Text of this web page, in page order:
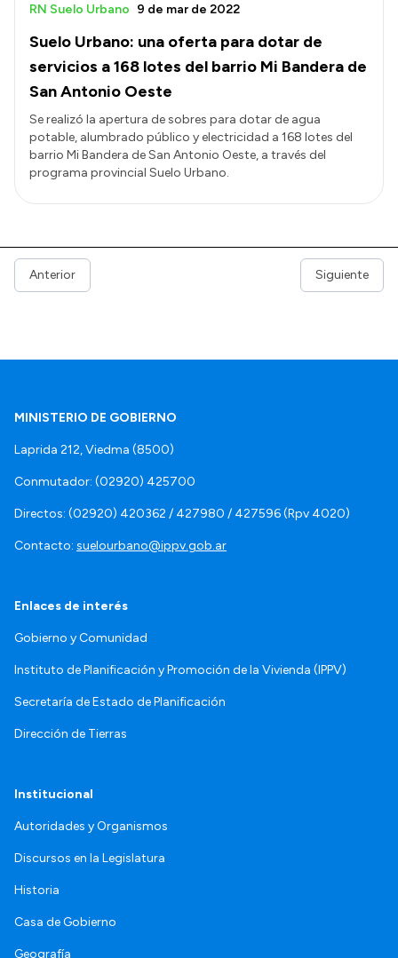
Suelo Urbano: una oferta para dotar de
servicios a 168 lotes del barrio Mi Bandera de
San Antonio Oeste
RN Suelo Urbano 9 de mar de 2022
Se realizó la apertura de sobres para dotar de agua
potable, alumbrado público y electricidad a 168 lotes del
barrio Mi Bandera de San Antonio Oeste, a través del
programa provincial Suelo Urbano.
Anterior Siguiente
MINISTERIO DE GOBIERNO
Laprida 212, Viedma (8500)
Conmutador: (02920) 425700
Directos: (02920) 420362 / 427980 / 427596 (Rpv 4020)
Contacto: suelourbano@ippv.gob.ar
Enlaces de interés
Gobierno y Comunidad
Instituto de Planificación y Promoción de la Vivienda (IPPV)
Secretaría de Estado de Planificación
Dirección de Tierras
Institucional
Autoridades y Organismos
Discursos en la Legislatura
Historia
Casa de Gobierno
Geografía